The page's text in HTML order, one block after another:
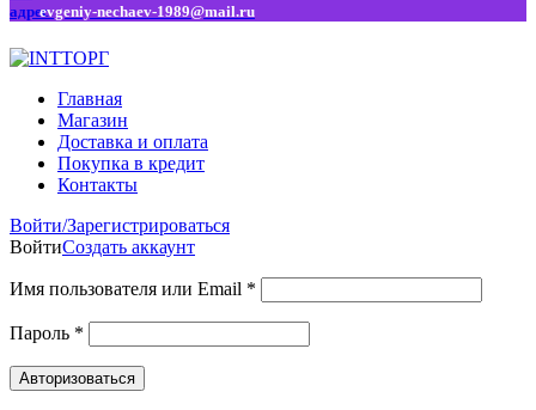
evgeniy-nechaev-1989@mail.ru
Главная
Магазин
Доставка и оплата
Покупка в кредит
Контакты
Войти/Зарегистрироваться
ВойтиСоздать аккаунт
Имя пользователя или Email *
Пароль *
Авторизоваться